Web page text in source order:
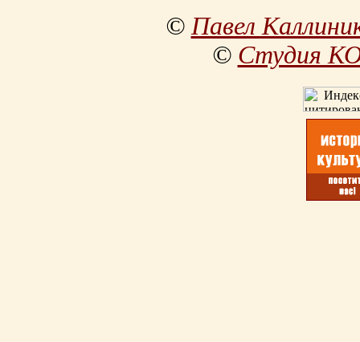
©Павел
© Студия